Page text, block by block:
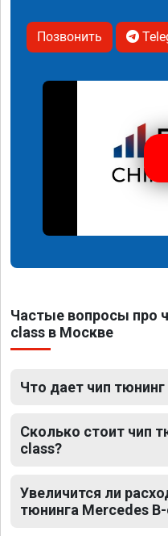
Позвонить
Частые вопросы про
class в Москве
Что дает чип
Сколько стоит чип
class?
Увеличится ли
тюнинга Mercedes